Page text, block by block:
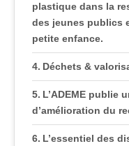
plastique dans la
des jeunes publics
petite enfance.
Déchets &
L’ADEME publie
d’amélioration du
L’essentiel des